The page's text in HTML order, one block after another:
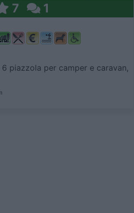
7 1
piazzola per camper e caravan,